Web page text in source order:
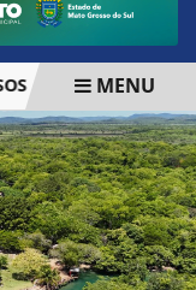
TSE MANTÉM
MENU